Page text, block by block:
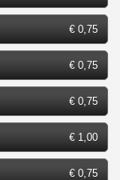
€ 0,75
€ 0,75
€ 0,75
€ 1,00
€ 0,75